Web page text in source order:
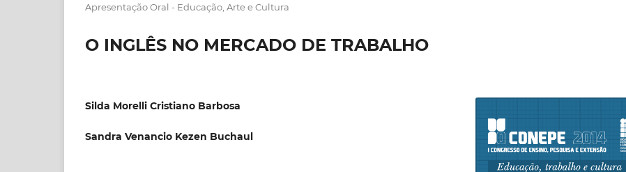
Apresentação Oral - Educação, Arte e Cultura
O INGLÊS NO MERCADO DE TRABALHO
Silda Morelli Cristiano Barbosa
Sandra Venancio Kezen Buchaul